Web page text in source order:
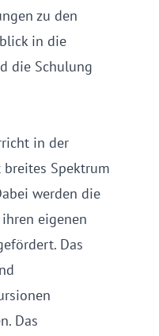
zu den
in die
die Schulung
in der
Spektrum
werden die
eigenen
Das
Das